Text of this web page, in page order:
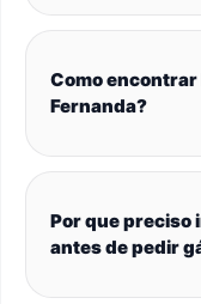
Como encontrar
Fernanda?
Por que preciso
antes de pedir